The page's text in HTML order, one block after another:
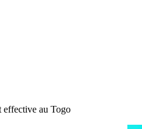
effective au Togo